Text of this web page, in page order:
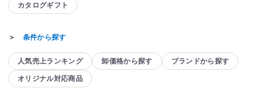
カタログギフト
＞ 条件から探す
人気売上ランキング 卸価格から探す ブランドから探す
オリジナル対応商品